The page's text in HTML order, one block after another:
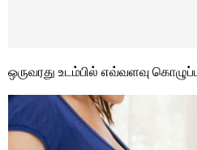
ஒருவரது உடம்பில் எவ்வளவு